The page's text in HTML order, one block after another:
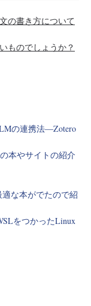
の書き方について
ものでしょうか？
の連携法―Zotero
本やサイトの紹介
な本がでたので紹
をつかったLinux